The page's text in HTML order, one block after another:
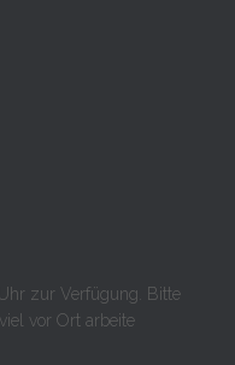
zur Verfügung. Bitte
vor Ort arbeite